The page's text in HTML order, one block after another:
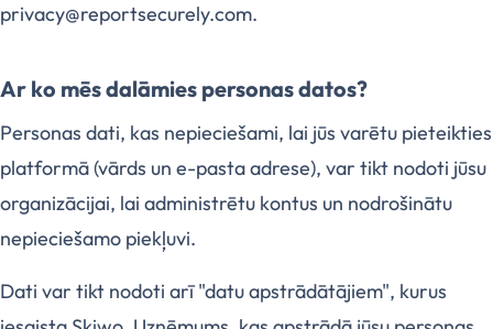
privacy@reportsecurely.com.
Ar ko mēs dalāmies personas datos?
Personas dati, kas nepieciešami, lai jūs varētu pieteikties
platformā (vārds un e-pasta adrese), var tikt nodoti jūsu
organizācijai, lai administrētu kontus un nodrošinātu
nepieciešamo piekļuvi.
Dati var tikt nodoti arī "datu apstrādātājiem", kurus